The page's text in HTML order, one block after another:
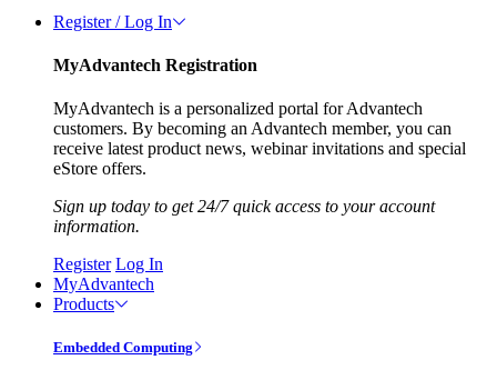
Register / Log In
MyAdvantech Registration
MyAdvantech is a personalized portal for Advantech
customers. By becoming an Advantech member, you can
receive latest product news, webinar invitations and special
eStore offers.
Sign up today to get 24/7 quick access to your account
information.
Register Log In
MyAdvantech
Products
Embedded Computing